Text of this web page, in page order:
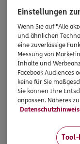
Lob und
Waren Sie
einmal nicht
dies hier
Einstellungen
Wenn Sie auf "Alle
und ähnlichen
eine zuverlässige
Messung von
Inhalte und
Facebook Audiences
keine für Sie
Sie können Ihre
anpassen. Näheres